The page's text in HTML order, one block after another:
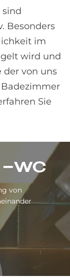
sind
Besonders
im
wird und
der von uns
Sie
-WC
von